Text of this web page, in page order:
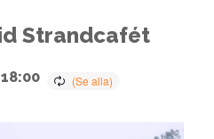
Strandcafét
18:00